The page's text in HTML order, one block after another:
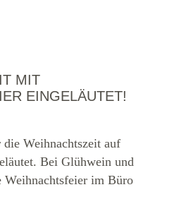
MIT
EINGELÄUTET!
Weihnachtszeit auf
Bei Glühwein und
Weihnachtsfeier im Büro